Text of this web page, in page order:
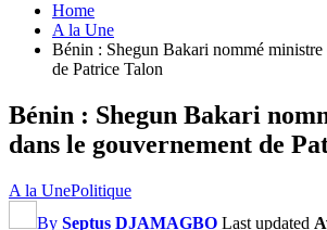
Home
A la Une
Bénin : Shegun Bakari nommé ministre
de Patrice Talon
Bénin : Shegun Bakari
dans le gouvernement de
A la UnePolitique
By Septus DJAMAGBO Last updated